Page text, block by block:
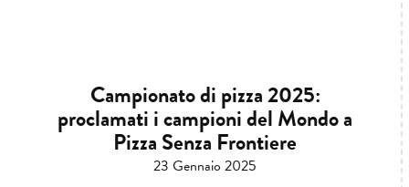
Campionato di pizza 2025:
proclamati i campioni del Mondo a
Pizza Senza Frontiere
23 Gennaio 2025